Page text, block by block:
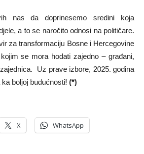
nas da doprinesemo sredini koja
a to se naročito odnosi na političare.
za transformaciju Bosne i Hercegovine
se mora hodati zajedno – građani,
Uz prave izbore, 2025. godina
boljoj budućnosti! (*)
X WhatsApp